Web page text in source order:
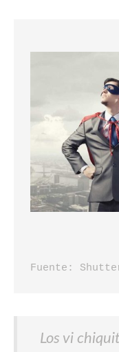
Fuente:
Los vi